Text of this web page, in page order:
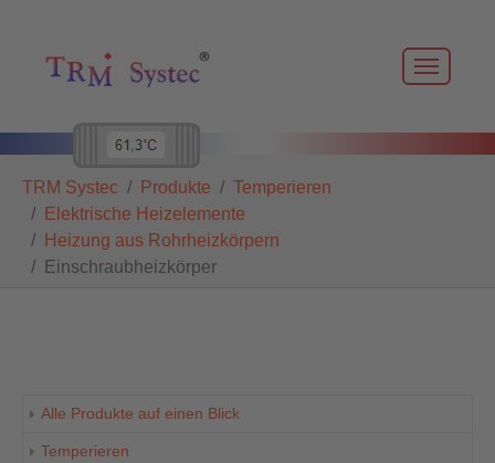
Sie sind hier:
TRM Systec
Produkte
Temperieren
Elektrische Heizelemente
Heizung aus Rohrheizkörpern
Einschraubheizkörper
Alle Produkte auf einen Blick
Temperieren